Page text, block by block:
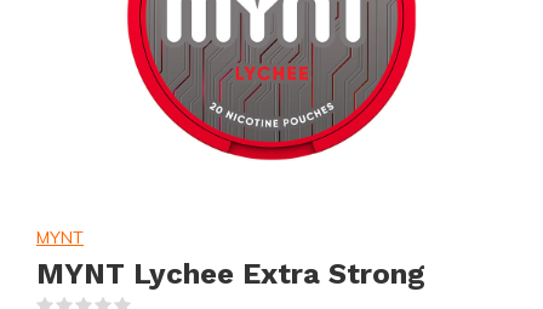
MYNT
MYNT Lychee Extra Strong